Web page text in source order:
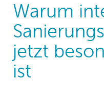
Warum
jetzt
ist